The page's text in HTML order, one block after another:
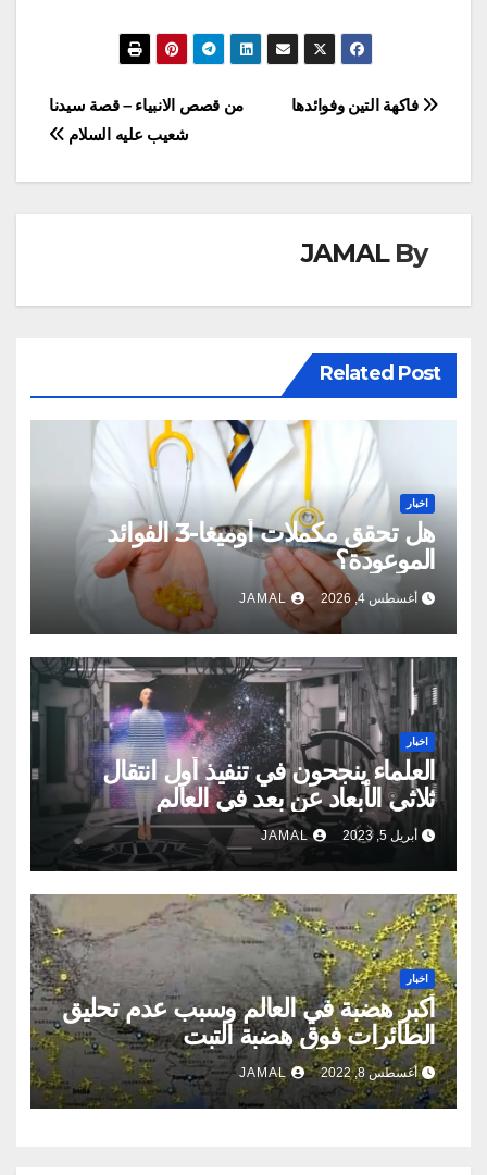
تصفّح
من قصص الانبياء – قصة سيدنا
شعيب عليه السلام
فاكهة التين وفوائدها
By
JAMAL
Related Post
اخبار
هل تحقق مكملات أوميغا-3 الفوائد
الموعودة؟
أغسطس 4, 2026 JAMAL
اخبار
العلماء ينجحون في تنفيذ أول انتقال
ثلاثي الأبعاد عن بعد في العالم
أبريل 5, 2023 JAMAL
اخبار
أكبر هضبة في العالم وسبب عدم تحليق
الطائرات فوق هضبة التبت
أغسطس 8, 2022 JAMAL